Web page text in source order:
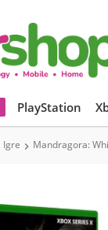
PlayStation
Igre  Mandragora: